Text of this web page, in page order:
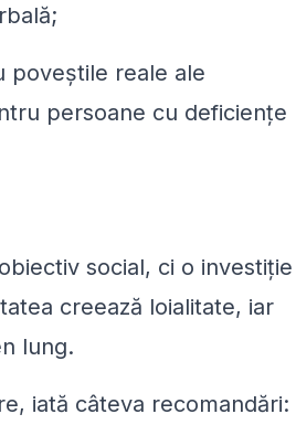
poveștile reale ale
persoane cu deficiențe
social, ci o investiție
creează loialitate, iar
lung.
iată câteva recomandări: